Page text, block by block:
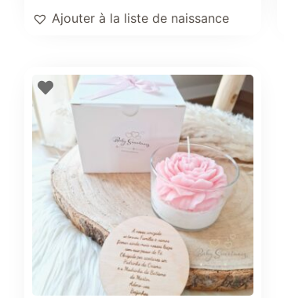
Ajouter à la liste de naissance